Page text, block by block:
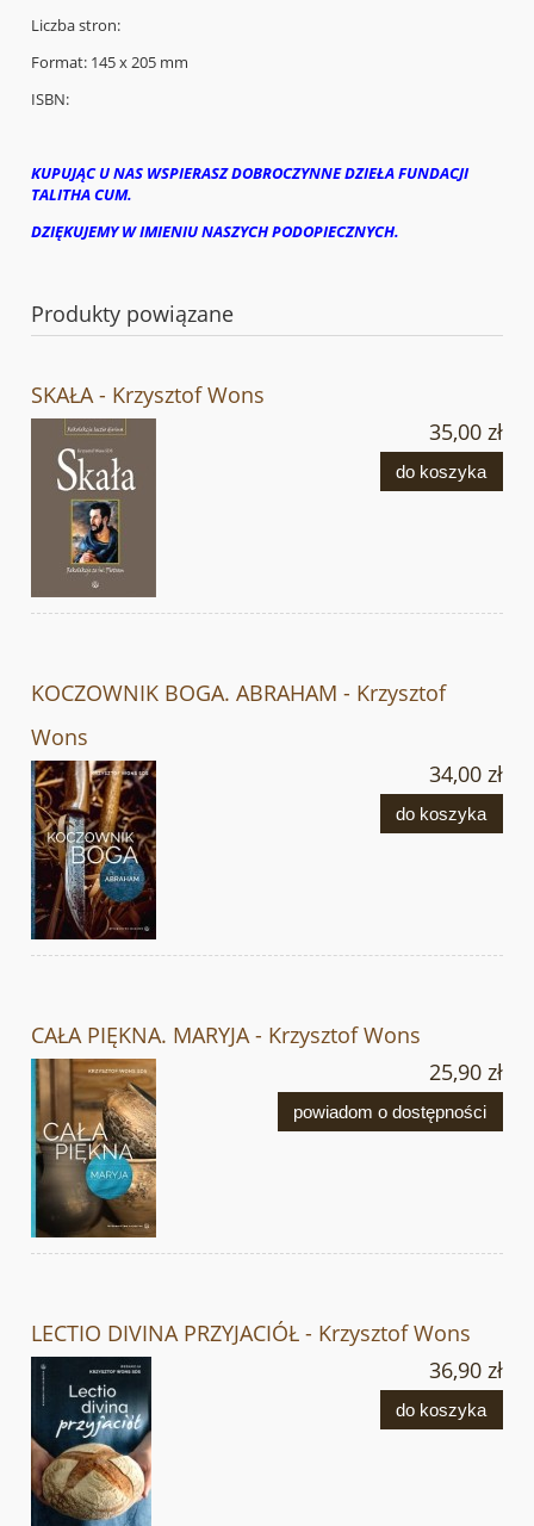
Liczba stron:
Format: 145 x 205 mm
ISBN:
KUPUJĄC U NAS WSPIERASZ DOBROCZYNNE DZIEŁA FUNDACJI
TALITHA CUM.
DZIĘKUJEMY W IMIENIU NASZYCH PODOPIECZNYCH.
Produkty powiązane
SKAŁA - Krzysztof Wons
35,00 zł
do koszyka
KOCZOWNIK BOGA. ABRAHAM - Krzysztof
Wons
34,00 zł
do koszyka
CAŁA PIĘKNA. MARYJA - Krzysztof Wons
25,90 zł
powiadom o dostępności
LECTIO DIVINA PRZYJACIÓŁ - Krzysztof Wons
36,90 zł
do koszyka